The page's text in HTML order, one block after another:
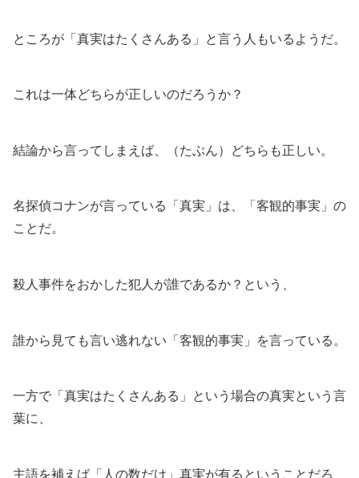
ところが「真実はたくさんある」と言う人もいるようだ。
これは一体どちらが正しいのだろうか？
結論から言ってしまえば、（たぶん）どちらも正しい。
名探偵コナンが言っている「真実」は、「客観的事実」の
ことだ。
殺人事件をおかした犯人が誰であるか？という、
誰から見ても言い逃れない「客観的事実」を言っている。
一方で「真実はたくさんある」という場合の真実という言
葉に、
主語を補えば「人の数だけ」真実が有るということだろ